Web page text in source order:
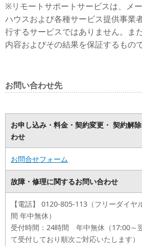
※リモートサポートサービスは、メ
ハウスおよび各種サービス提供事業
行するサービスではありません。ま
内容およびその結果を保証するもの
お問い合わせ先
お申し込み・料金・契約変更・ 契約解
わせ
お問合せフォーム
故障・修理に関するお問い合わせ
【電話】 0120-805-113（フリーダイヤ
間 年中無休）
受付時間：24時間 年中無休（17:00～
て受付しており順次ご対応いたします）